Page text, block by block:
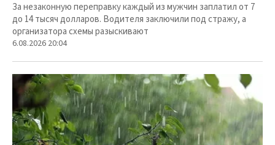
За незаконную переправку каждый из мужчин заплатил от 7
до 14 тысяч долларов. Водителя заключили под стражу, а
организатора схемы разыскивают
6.08.2026 20:04